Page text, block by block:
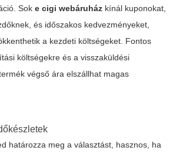
Sok e cigi webáruház kínál kuponokat,
és időszakos kedvezményeket,
a kezdeti költségeket. Fontos
költségekre és a visszaküldési
végső ára elszállhat magas
határozza meg a választást, hasznos, ha